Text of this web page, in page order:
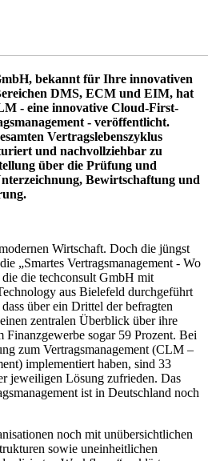
bekannt für Ihre innovativen
DMS, ECM und EIM, hat
- eine innovative Cloud-First-
- veröffentlicht.
Vertragslebenszyklus
und nachvollziehbar zu
über die Prüfung und
Bewirtschaftung und
Wirtschaft. Doch die jüngst
„Smartes Vertragsmanagement - Wo
die die techconsult GmbH mit
aus Bielefeld durchgeführt
über ein Drittel der befragten
zentralen Überblick über ihre
Finanzgewerbe sogar 59 Prozent. Bei
zum Vertragsmanagement (CLM –
implementiert haben, sind 33
jeweiligen Lösung zufrieden. Das
ist in Deutschland noch
noch mit unübersichtlichen
sowie uneinheitlichen